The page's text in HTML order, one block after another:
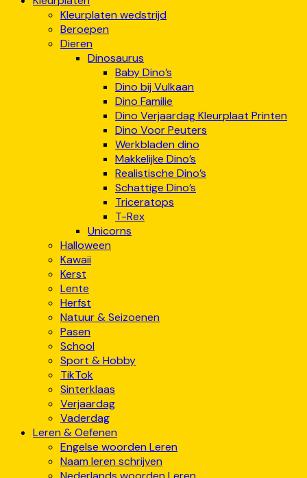
Kleurplaten wedstrijd
Beroepen
Dieren
Dinosaurus
Baby Dino’s
Dino bij Vulkaan
Dino Familie
Dino Verjaardag Kleurplaat Printen
Dino Voor Peuters
Werkbladen dino
Makkelijke Dino’s
Realistische Dino’s
Schattige Dino’s
Triceratops
T-Rex
Unicorns
Halloween
Kawaii
Kerst
Lente
Herfst
Natuur & Seizoenen
Pasen
School
Sport & Hobby
TikTok
Sinterklaas
Verjaardag
Vaderdag
Leren & Oefenen
Engelse woorden Leren
Naam leren schrijven